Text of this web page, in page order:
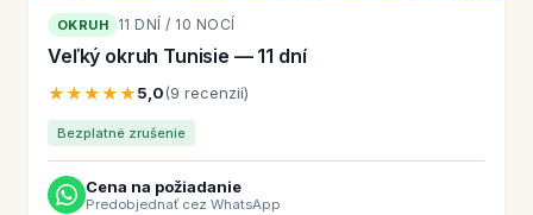
OKRUH 11 DNÍ / 10 NOCÍ
Veľký okruh Tunisie — 11 dní
★★★★★5,0(9 recenzií)
Bezplatné zrušenie
Cena na požiadanie
Predobjednať cez WhatsApp